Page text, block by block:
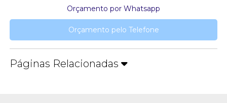
Orçamento por Whatsapp
Orçamento pelo Telefone
Páginas Relacionadas